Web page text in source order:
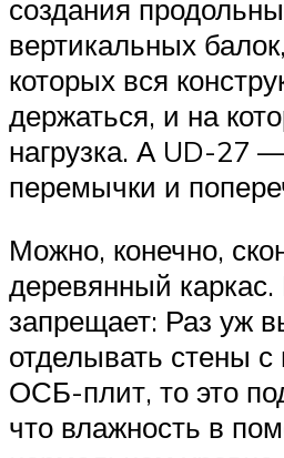
создания
вертикальных
которых вся
держаться, и на
нагрузка. А UD-27
перемычки и
Можно, конечно,
деревянный
запрещает: Раз уж
отделывать стены
ОСБ-плит, то это
что влажность в